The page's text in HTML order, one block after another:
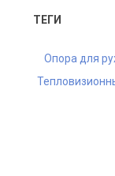
ТЕГИ
Опора для